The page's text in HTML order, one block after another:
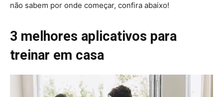
não sabem por onde começar, confira abaixo!
3 melhores aplicativos para
treinar em casa